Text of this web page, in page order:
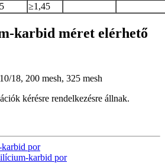
≥1,45
karbid méret elérhető
18, 200 mesh, 325 mesh
kérésre rendelkezésre állnak.
por
karbid por